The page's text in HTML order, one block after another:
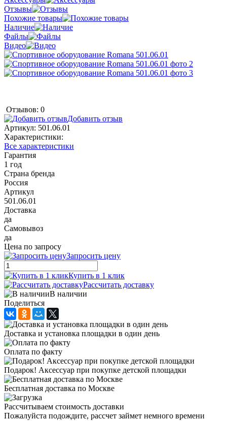
Отзывы
Похожие товары
Наличие
Файлы
Видео
Отзывов: 0
Добавить отзыв
Артикул: 501.06.01
Характеристики:
Все характеристики
Гарантия
1 год
Страна бренда
Россия
Артикул
501.06.01
Доставка
да
Самовывоз
да
Цена по запросу
Запросить цену
Купить в 1 клик
Рассчитать доставку
В наличии
Поделиться
Доставка и установка площадки в один день
Оплата по факту
Подарок! Аксессуар при покупке детской площадки
Бесплатная доставка по Москве
Рассчитываем стоимость доставки
Пожалуйста подождите, рассчет займет немного времени